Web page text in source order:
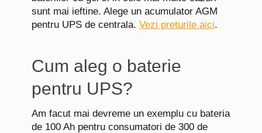
sunt mai ieftine. Alege un acumulator AGM
pentru UPS de centrala. Vezi preturile aici.
Cum aleg o baterie
pentru UPS?
Am facut mai devreme un exemplu cu bateria
de 100 Ah pentru consumatori de 300 de